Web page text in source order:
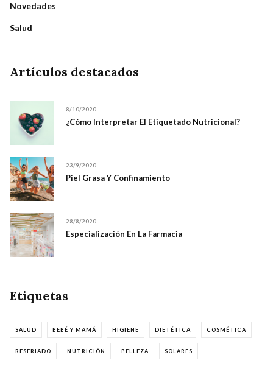
Novedades
Salud
Artículos destacados
8/10/2020
¿Cómo Interpretar El Etiquetado Nutricional?
23/9/2020
Piel Grasa Y Confinamiento
28/8/2020
Especialización En La Farmacia
Etiquetas
SALUD BEBÉ Y MAMÁ HIGIENE DIETÉTICA COSMÉTICA
RESFRIADO NUTRICIÓN BELLEZA SOLARES